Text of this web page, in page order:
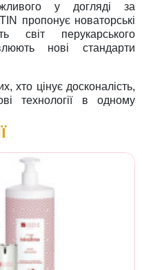
у догляді за
пропонує новаторські
світ перукарського
нові стандарти
хто цінує досконалість,
технології в одному